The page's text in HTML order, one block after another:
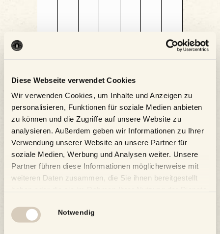
Diese Webseite verwendet Cookies
Wir verwenden Cookies, um Inhalte und Anzeigen zu
personalisieren, Funktionen für soziale Medien anbieten
zu können und die Zugriffe auf unsere Website zu
analysieren. Außerdem geben wir Informationen zu Ihrer
Verwendung unserer Website an unsere Partner für
soziale Medien, Werbung und Analysen weiter. Unsere
Partner führen diese Informationen möglicherweise mit
weiteren Daten zusammen, die Sie ihnen bereitgestellt
Notwendig